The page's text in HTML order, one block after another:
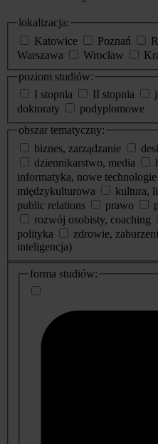
lokalizacja:
Katowice
Poznań
Warszawa
Wrocław
poziom studiów:
I stopnia
II stopnia
doktoraty
podyplomowe
obszar tematyczny:
biznes, zarządzanie
dziennikarstwo, media
informatyka, nowe technologie
międzykulturowa
kultura,
public relations
prawo
rozwój osobisty, coaching
polityka
zdrowie,
inteligencja)
dodatkowe
informacje
forma studiów: